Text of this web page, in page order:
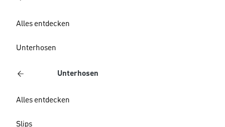
Alles entdecken
Unterhosen
Unterhosen
Alles entdecken
Slips